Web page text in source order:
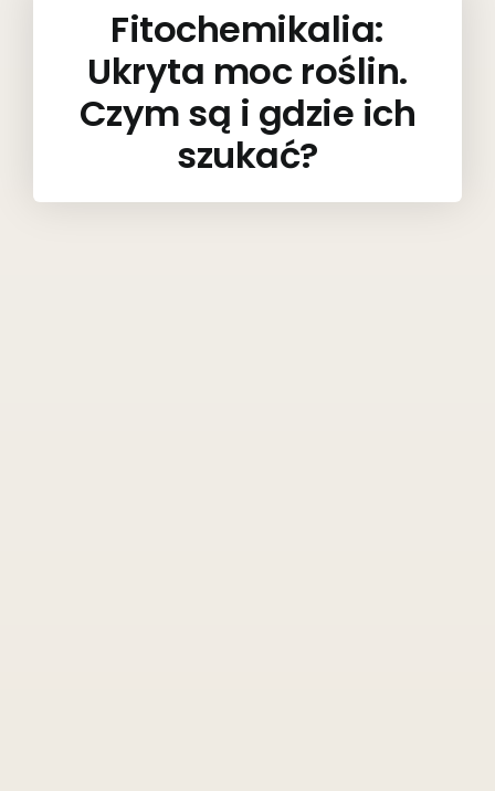
Fitochemikalia:
Ukryta moc roślin.
Czym są i gdzie ich
szukać?